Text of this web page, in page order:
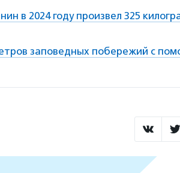
в 2024 году произвел 325
заповедных побережий с